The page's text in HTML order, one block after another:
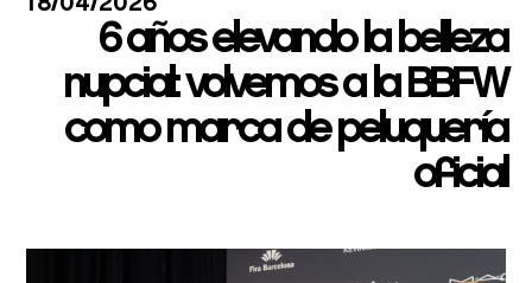
6 años elevando la belleza
nupcial: volvemos a la BBFW
como marca de peluquería
oficial